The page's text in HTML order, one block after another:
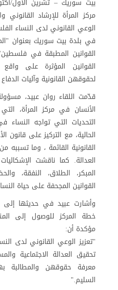
مركز المرأة للإرشاد القانوني
الوعي القانوني لدى النساء
في بلدة بيت سوريك بعنوان
القوانين المطبقة في
القوانين المؤثرة على
لحقوقهن القانونية وآليات
قدّمت اللقاء روان عبيد،
الأنسان في مركز المرأة،
التحديات التي تواجه النساء
الحالية، مع التركيز على قانون
القانونية القائمة ، وما
العدالة. كما ناقشت
المبكر، الطلاق، النفقة،
القوانين المجحفة على حياة
وأشارت عبيد في حديثها
خطة المركز للوصول إلى
مؤكدة أن:
"تعزيز الوعي القانوني لدى
تحقيق العدالة الاجتماعية
معرفة حقوقهن والمطالبة
السليم."